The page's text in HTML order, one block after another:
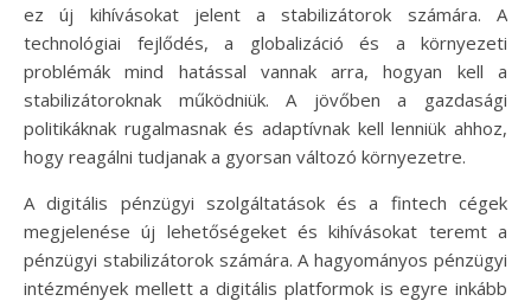
ez új kihívásokat jelent a stabilizátorok számára. A
technológiai fejlődés, a globalizáció és a környezeti
problémák mind hatással vannak arra, hogyan kell a
stabilizátoroknak működniük. A jövőben a gazdasági
politikáknak rugalmasnak és adaptívnak kell lenniük ahhoz,
hogy reagálni tudjanak a gyorsan változó környezetre.
A digitális pénzügyi szolgáltatások és a fintech cégek
megjelenése új lehetőségeket és kihívásokat teremt a
pénzügyi stabilizátorok számára. A hagyományos pénzügyi
intézmények mellett a digitális platformok is egyre inkább